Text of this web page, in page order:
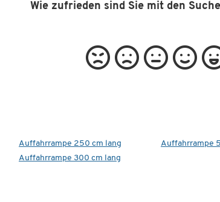
Wie zufrieden sind Sie mit den
Auffahrrampe 250 cm lang
Auffahrrampe 300 cm lang
Auffahrrampe